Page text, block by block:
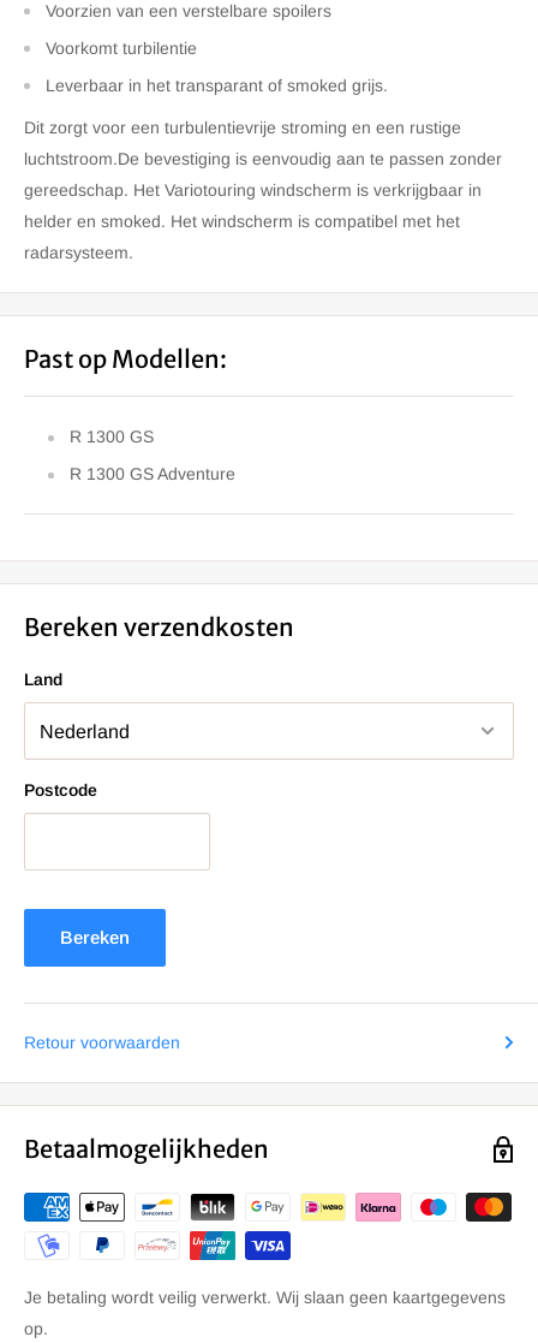
Voorzien van een verstelbare spoilers
Voorkomt turbilentie
Leverbaar in het transparant of smoked grijs.
Dit zorgt voor een turbulentievrije stroming en een rustige
luchtstroom.De bevestiging is eenvoudig aan te passen zonder
gereedschap. Het Variotouring windscherm is verkrijgbaar in
helder en smoked. Het windscherm is compatibel met het
radarsysteem.
Past op Modellen:
R 1300 GS
R 1300 GS Adventure
Bereken verzendkosten
Land
Postcode
Bereken
Retour voorwaarden
Betaalmogelijkheden
Je betaling wordt veilig verwerkt. Wij slaan geen kaartgegevens
op.